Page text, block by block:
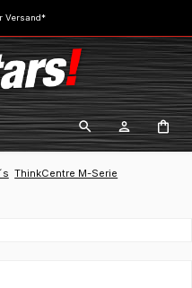
Versand*
ThinkCentre M-Serie